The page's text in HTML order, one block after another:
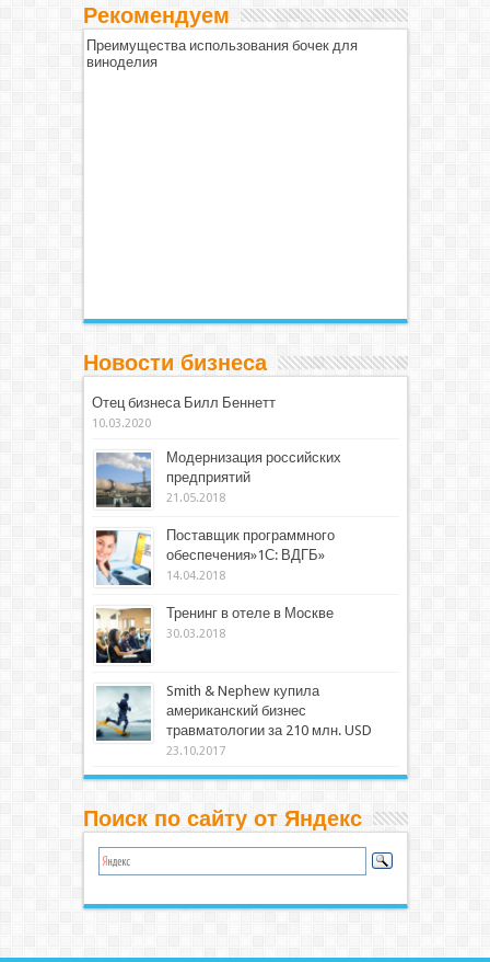
Рекомендуем
Преимущества использования бочек для
виноделия
Новости бизнеса
Отец бизнеса Билл Беннетт
10.03.2020
Модернизация российских
предприятий
21.05.2018
Поставщик программного
обеспечения»1С: ВДГБ»
14.04.2018
Тренинг в отеле в Москве
30.03.2018
Smith & Nephew купила
американский бизнес
травматологии за 210 млн. USD
23.10.2017
Поиск по сайту от Яндекс